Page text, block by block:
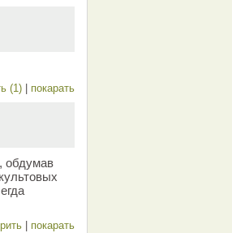
(1) покарать
обдумав
покарать